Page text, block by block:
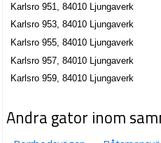
Karlsro 951, 84010 Ljungaverk
Karlsro 953, 84010 Ljungaverk
Karlsro 955, 84010 Ljungaverk
Karlsro 957, 84010 Ljungaverk
Karlsro 959, 84010 Ljungaverk
Andra gator inom